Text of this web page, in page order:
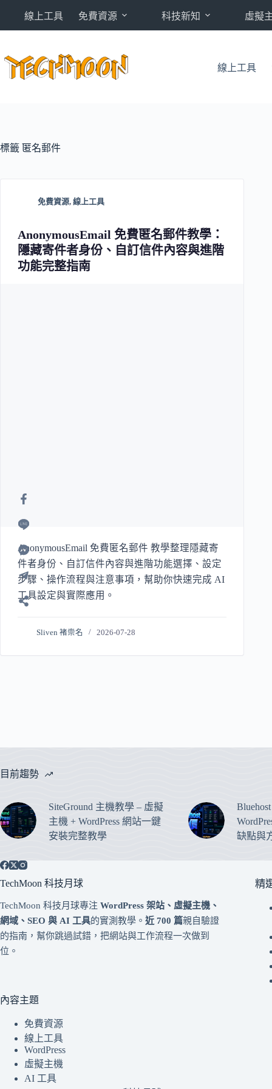
內
線上工具 免費資源 科技新知 虛擬
線上工具
標籤 匿名郵件
免費資源, 線上工具
AnonymousEmail 免費匿名郵件教學：
隱藏寄件者身份、自訂信件內容與進階
功能完整指南
AnonymousEmail 免費匿名郵件 教學整理隱藏寄
件者身份、自訂信件內容與進階功能選擇、設定
步驟、操作流程與注意事項，幫助你快速完成 AI
工具設定與實際應用。
Sliven 褚崇名 2026-07-28
目前趨勢
SiteGround 主機教學 – 虛擬
主機 + WordPress 網站一鍵
安裝完整教學
缺點與
TechMoon 科技月球
TechMoon 科技月球專注 WordPress 架站、虛擬主機、
網域、SEO 與 AI 工具的實測教學。 近 700 篇親自驗證
的指南，幫你跳過試錯，把網站與工作流程一次做到
位。
內容主題
免費資源
線上工具
WordPress
虛擬主機
AI 工具
精